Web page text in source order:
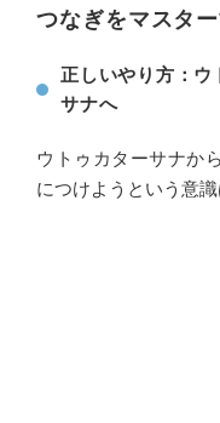
つなぎをマスタ
正しいやり方： ウ
サナへ
ウトゥカターサナか
につけようという意識